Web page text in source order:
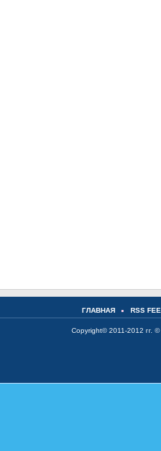
ГЛАВНАЯ RSS
Copyright© 2011-2012 гг. ©